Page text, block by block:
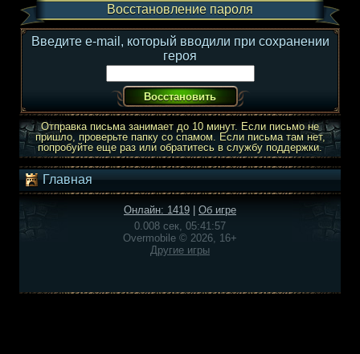
Восстановление пароля
Введите e-mail, который вводили при сохранении
героя
Отправка письма занимает до 10 минут. Если письмо не
пришло, проверьте папку со спамом. Если письма там нет,
попробуйте еще раз или обратитесь в службу поддержки.
Главная
Онлайн: 1419
Об игре
0.008 сек, 05:41:57
Overmobile © 2026, 16+
Другие игры